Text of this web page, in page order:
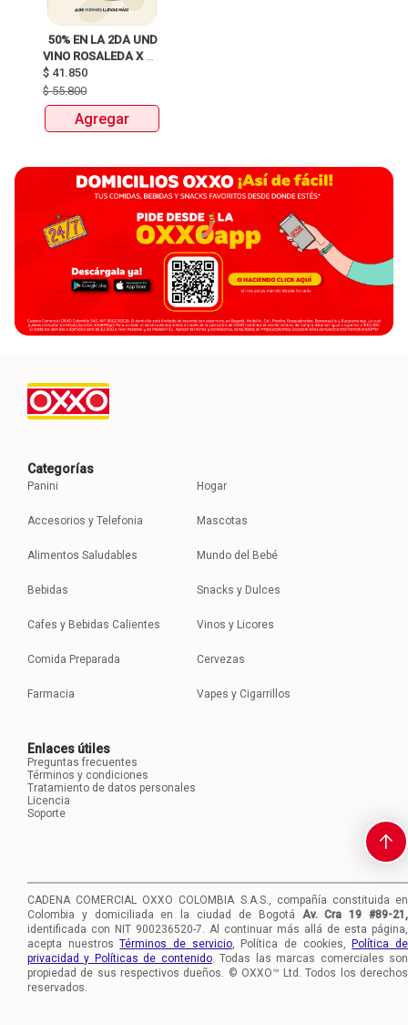
  50% EN LA 2DA UND
VINO ROSALEDA X
750ML
$ 41.850
$55.800
Agregar
Categorías
Panini
Accesorios y Telefonia
Alimentos Saludables
Bebidas
Cafes y Bebidas Calientes
Comida Preparada
Farmacia
Hogar
Mascotas
Mundo del Bebé
Snacks y Dulces
Vinos y Licores
Cervezas
Vapes y Cigarrillos
Enlaces útiles
Preguntas frecuentes
Términos y condiciones
Tratamiento de datos personales
Licencia
Soporte
CADENA COMERCIAL OXXO COLOMBIA S.A.S., compañía constituida en
Colombia y domiciliada en la ciudad de Bogotá
Av. Cra 19 #89-21,
identificada con NIT 900236520-7. Al continuar más allá de esta página,
acepta nuestrosTérminos de servicio, Política de cookies,Política de
privacidad y Políticas de contenido. Todas las marcas comerciales son
propiedad de sus respectivos dueños. © OXXO™ Ltd. Todos los derechos
reservados.